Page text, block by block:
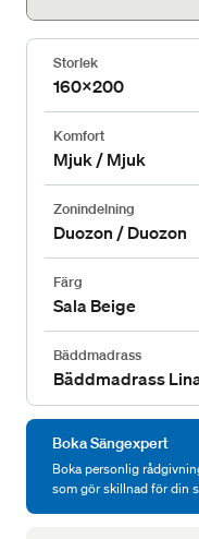
Storlek
160x200
Komfort
Mjuk / Mjuk
Zonindelning
Duozon / Duozon
Färg
Sala Beige
Bäddmadrass
Bäddmadrass
Boka Sängexpert
Boka personlig
som gör skillnad för din